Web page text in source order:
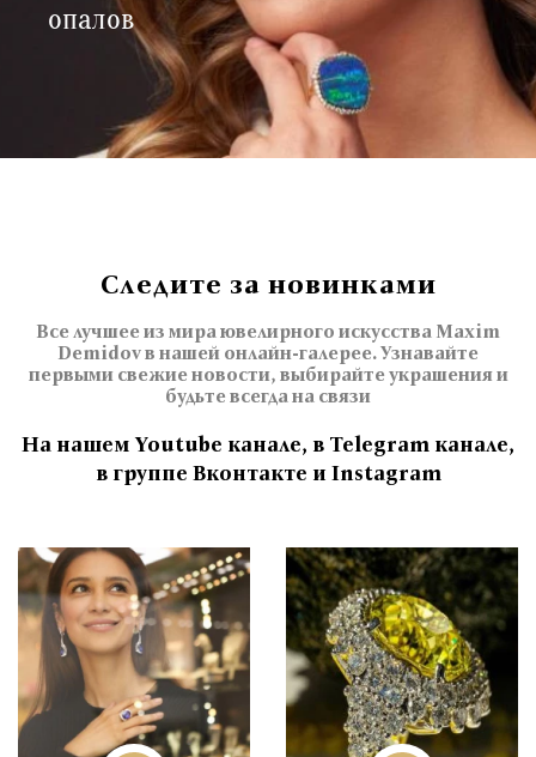
опалов
Следите за новинками
Все лучшее из мира ювелирного искусства Maxim
Demidov в нашей онлайн-галерее. Узнавайте
первыми свежие новости, выбирайте украшения и
будьте всегда на связи
На нашем Youtube канале, в Telegram канале,
в группе Вконтакте и Instagram